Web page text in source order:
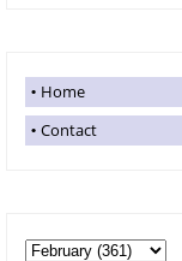
Home
Contact